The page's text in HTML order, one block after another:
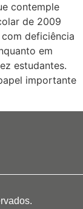
contemple
de 2009
deficiência
em
estudantes.
importante